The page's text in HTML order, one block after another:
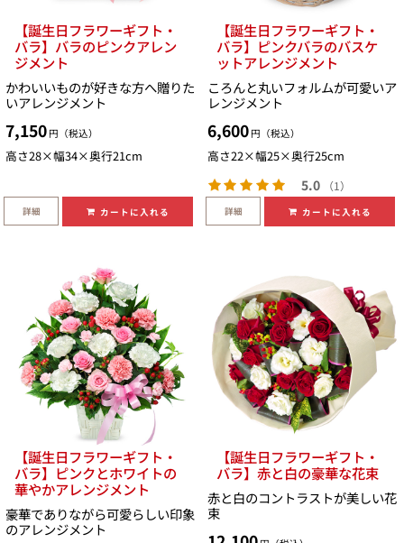
【誕生日フラワーギフト・
バラ】バラのピンクアレン
ジメント
かわいいものが好きな方へ贈りた
いアレンジメント
7,150 円（税込）
高さ28×幅34×奥行21cm
詳細 カートに入れる
【誕生日フラワーギフト・
バラ】ピンクバラのバスケ
ットアレンジメント
ころんと丸いフォルムが可愛いア
レンジメント
6,600 円（税込）
高さ22×幅25×奥行25cm
5.0 （1）
詳細 カートに入れる
【誕生日フラワーギフト・
バラ】ピンクとホワイトの
華やかアレンジメント
豪華でありながら可愛らしい印象
のアレンジメント
【誕生日フラワーギフト・
バラ】赤と白の豪華な花束
赤と白のコントラストが美しい花
束